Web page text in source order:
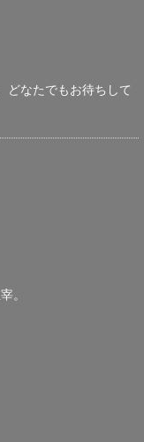
どなたでもお待ちして
。